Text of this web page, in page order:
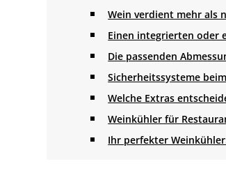
Wein verdient mehr als
Einen integrierten oder
Die passenden
Sicherheitssysteme
Welche Extras
Weinkühler für
Ihr perfekter